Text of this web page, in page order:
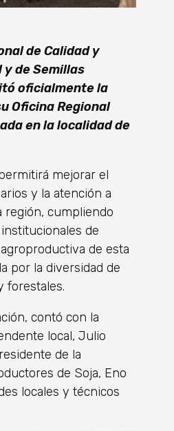
de Calidad y
y de Semillas
oficialmente la
Oficina Regional
en la localidad de
mejorar el
y la atención a
región, cumpliendo
de
de esta
por la diversidad de
forestales.
contó con la
local, Julio
de la
de Soja, Eno
locales y técnicos